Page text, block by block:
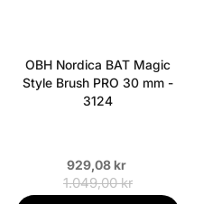
OBH Nordica BAT Magic
Style Brush PRO 30 mm -
3124
929,08 kr
1.049,00 kr